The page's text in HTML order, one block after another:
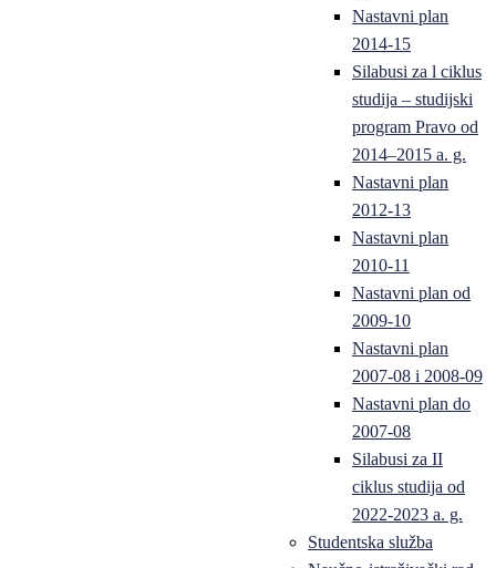
Nastavni plan
2014-15
Silabusi za l ciklus
studija – studijski
program Pravo od
2014–2015 a. g.
Nastavni plan
2012-13
Nastavni plan
2010-11
Nastavni plan od
2009-10
Nastavni plan
2007-08 i 2008-09
Nastavni plan do
2007-08
Silabusi za II
ciklus studija od
2022-2023 a. g.
Studentska služba